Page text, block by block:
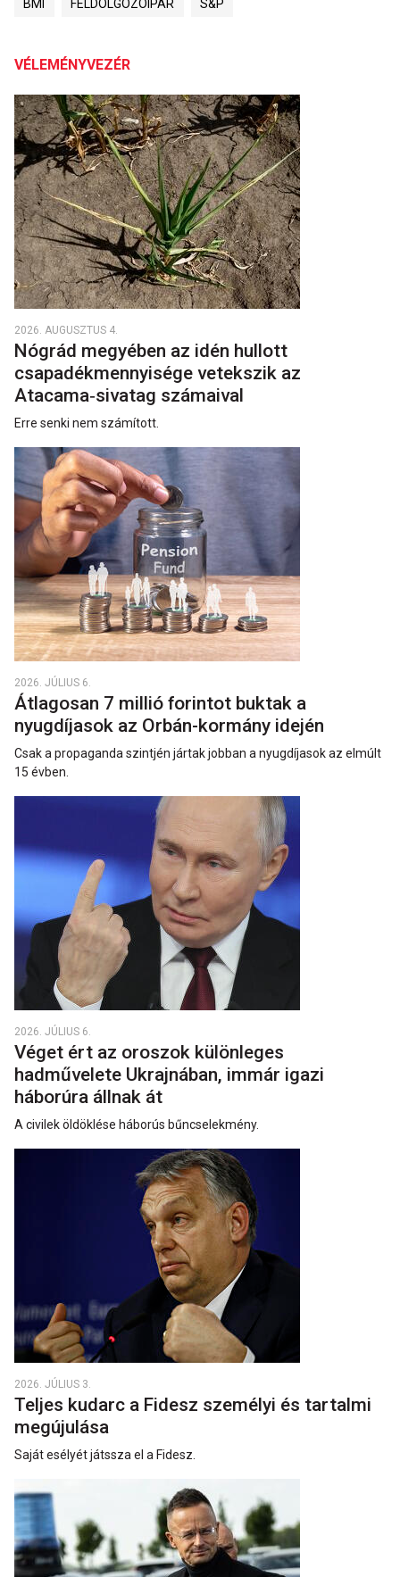
BMI FELDOLGOZÓIPAR S&P
VÉLEMÉNYVEZÉR
2026. AUGUSZTUS 4.
Nógrád megyében az idén hullott
csapadékmennyisége vetekszik az
Atacama‑sivatag számaival
Erre senki nem számított.
2026. JÚLIUS 6.
Átlagosan 7 millió forintot buktak a
nyugdíjasok az Orbán-kormány idején
Csak a propaganda szintjén jártak jobban a nyugdíjasok az elmúlt
15 évben.
2026. JÚLIUS 6.
Véget ért az oroszok különleges
hadművelete Ukrajnában, immár igazi
háborúra állnak át
A civilek öldöklése háborús bűncselekmény.
2026. JÚLIUS 3.
Teljes kudarc a Fidesz személyi és tartalmi
megújulása
Saját esélyét játssza el a Fidesz.